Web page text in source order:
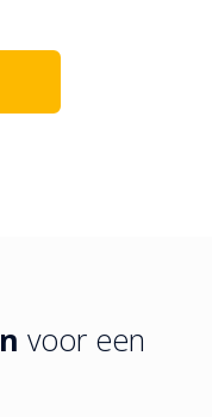
voor een